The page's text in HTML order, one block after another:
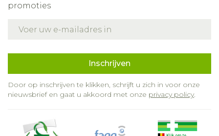
promoties
Inschrijven
Door op inschrijven te klikken, schrijft u zich in voor onze
nieuwsbrief en gaat u akkoord met onze privacy policy.